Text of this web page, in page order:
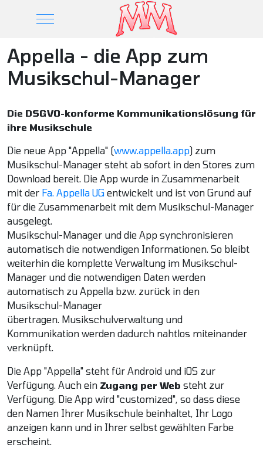
Mobile Menu Toggle
Appella - die App zum
Musikschul-Manager
Die DSGVO-konforme Kommunikationslösung für
ihre Musikschule
Die neue App "Appella" (www.appella.app) zum
Musikschul-Manager steht ab sofort in den Stores zum
Download bereit. Die App wurde in Zusammenarbeit
mit der Fa. Appella UG entwickelt und ist von Grund auf
für die Zusammenarbeit mit dem Musikschul-Manager
ausgelegt.
Musikschul-Manager und die App synchronisieren
automatisch die notwendigen Informationen. So bleibt
weiterhin die komplette Verwaltung im Musikschul-
Manager und die notwendigen Daten werden
automatisch zu Appella bzw. zurück in den
Musikschul-Manager
übertragen. Musikschulverwaltung und
Kommunikation werden dadurch nahtlos miteinander
verknüpft.
Die App "Appella" steht für Android und iOS zur
Verfügung. Auch ein Zugang per Web steht zur
Verfügung. Die App wird "customized", so dass diese
den Namen Ihrer Musikschule beinhaltet, Ihr Logo
anzeigen kann und in Ihrer selbst gewählten Farbe
erscheint.